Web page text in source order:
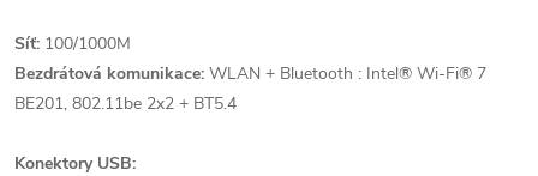
Síť: 100/1000M
Bezdrátová komunikace: WLAN + Bluetooth : Intel® Wi-Fi® 7
BE201, 802.11be 2x2 + BT5.4
Konektory USB: